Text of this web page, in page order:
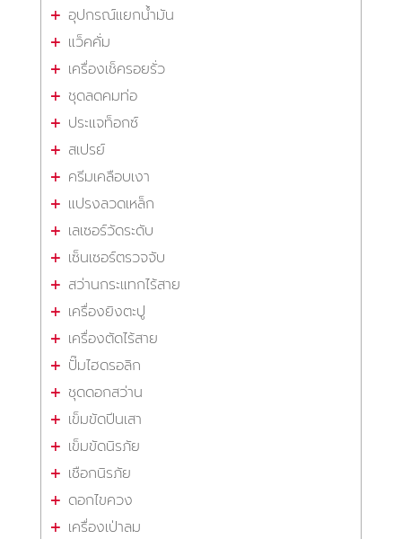
อุปกรณ์แยกน้ำมัน
แว็คคั่ม
เครื่องเช็ครอยรั่ว
ชุดลดคมท่อ
ประแจท็อกซ์
สเปรย์
ครีมเคลือบเงา
แปรงลวดเหล็ก
เลเซอร์วัดระดับ
เซ็นเซอร์ตรวจจับ
สว่านกระแทกไร้สาย
เครื่องยิงตะปู
เครื่องตัดไร้สาย
ปั๊มไฮดรอลิก
ชุดดอกสว่าน
เข็มขัดปีนเสา
เข็มขัดนิรภัย
เชือกนิรภัย
ดอกไขควง
เครื่องเป่าลม